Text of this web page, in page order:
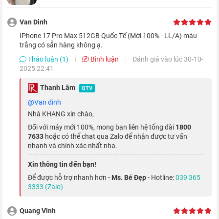
như làm tăng sự sang trọng của thiết bị.
Điểm nhấn thú vị của iPhone Pro Max năm nay nằm ở bảng
màu mới - Cam Vũ Trụ, Xanh Đậm và Bạc. Trong đó, Cam Vũ
Trụ được dự đoán sẽ là màu
Xem thêm:
Nhôm rèn nhiệt là gì? Khác biệt gì với nhôm
truyền thống?
Màn hình 3000 nit, sáng hơn cả nắng Sài
Gòn
Không chỉ gây ấn tượng bởi
17 Pro Maxcòn cuốn hút người dùng ngay từ cái nhìn đầu tiên,
với tấm nền
Super Retina XDR OLED
2868 x 1320 pixel
, đảm bảo mang đến những khung hình sống
Van Dinh
iPhone 17 Pro Max 512GB Quốc Tế (Mới 100% - LL/A) màu
trắng có sẵn hàng không ạ.
Thảo luận (1)
Bình luận
Đánh giá vào lúc 30-10-
2025 22:41
Thanh Lâm QTV
@van dinh
Nhà KHANG xin chào,
Đối với máy mới 100%, mong bạn liên hệ tổng đài 1800
7633 hoặc có thể chat qua Zalo để nhận được tư vấn
nhanh và chính xác nhất nha.
Xin thông tin đến bạn!
Để được hỗ trợ nhanh hơn - Ms. Bé Đẹp- Hotline:039 365
3333 (Zalo)
Quang Vinh